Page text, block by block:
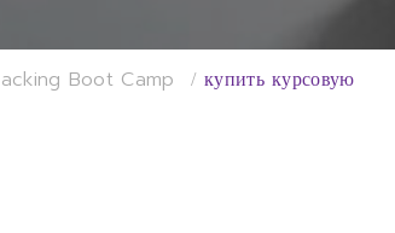
Boot Camp купить курсовую